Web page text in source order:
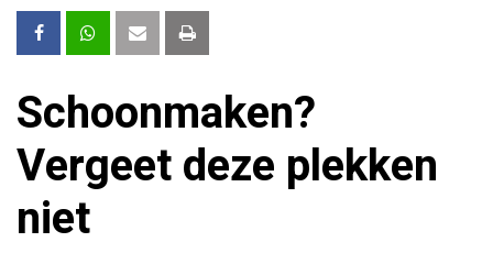
Schoonmaken?
Vergeet deze plekken
niet